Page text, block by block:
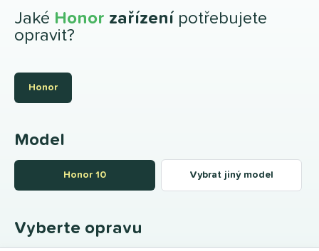
Jaké Honor zařízení potřebujete
opravit?
Honor
Model
Honor 10 Vybrat jiný model
Vyberte opravu